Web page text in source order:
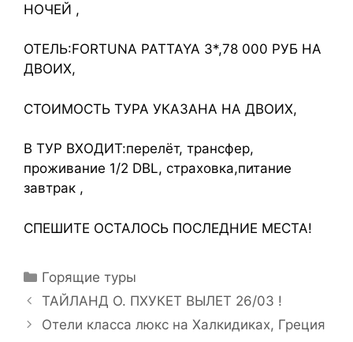
НОЧЕЙ ,
ОТЕЛЬ:FORTUNA PATTAYA 3*,78 000 РУБ НА
ДВОИХ,
СТОИМОСТЬ ТУРА УКАЗАНА НА ДВОИХ,
В ТУР ВХОДИТ:перелёт, трансфер,
проживание 1/2 DBL, страховка,питание
завтрак ,
СПЕШИТЕ ОСТАЛОСЬ ПОСЛЕДНИЕ МЕСТА!
Горящие туры
ТАЙЛАНД О. ПХУКЕТ ВЫЛЕТ 26/03 !
Отели класса люкс на Халкидиках, Греция